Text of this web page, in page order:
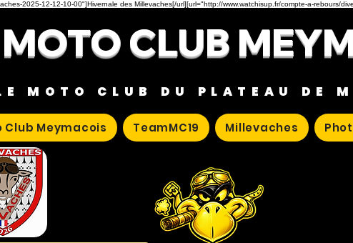
2025-12-12-10-00"]Hivernale des Millevaches[/url][url="http://www.watchisup.fr/compte-a-rebours/
MOTO CLUB
MOTO CLUB DU PLATEAU DE
Club Meymacois TeamMC19 Millevaches